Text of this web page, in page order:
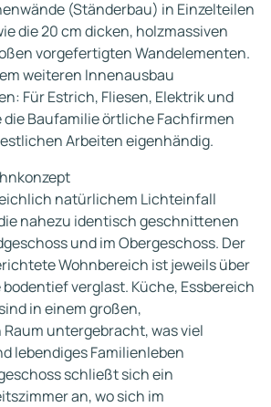
(Ständerbau) in Einzelteilen
die 20 cm dicken, holzmassiven
vorgefertigten Wandelementen.
weiteren Innenausbau
Für Estrich, Fliesen, Elektrik und
Baufamilie örtliche Fachfirmen
Arbeiten eigenhändig.
natürlichem Lichteinfall
nahezu identisch geschnittenen
und im Obergeschoss. Der
Wohnbereich ist jeweils über
verglast. Küche, Essbereich
in einem großen,
untergebracht, was viel
lebendiges Familienleben
schließt sich ein
an, wo sich im